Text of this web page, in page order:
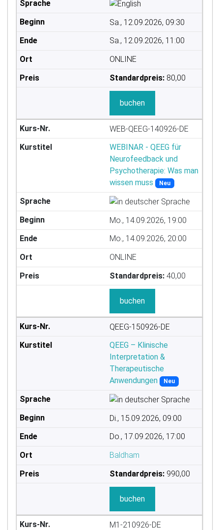
Sa., 12.09.2026, 09:30
Sa., 12.09.2026, 11:00
ONLINE
Standardpreis: 80,00
buchen
WEB-QEEG-140926-DE
WEBINAR - QEEG für
Neurofeedback und
Psychotherapie: Was man
wissen muss
Neu
Mo., 14.09.2026, 19:00
Mo., 14.09.2026, 20:00
ONLINE
Standardpreis: 40,00
buchen
QEEG-150926-DE
QEEG – Klinische
Interpretation &
Therapeutische
Anwendungen
Neu
Di., 15.09.2026, 09:00
Do., 17.09.2026, 17:00
Baldham
Standardpreis: 990,00
buchen
M1-210926-DE